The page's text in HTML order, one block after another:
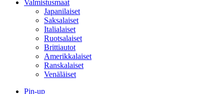
Valmistusmaat
Japanilaiset
Saksalaiset
Italialaiset
Ruotsalaiset
Brittiautot
Amerikkalaiset
Ranskalaiset
Venäläiset
Pin-up